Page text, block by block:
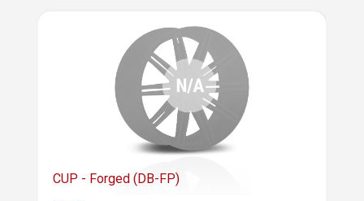
CUP - Forged (DB-FP)